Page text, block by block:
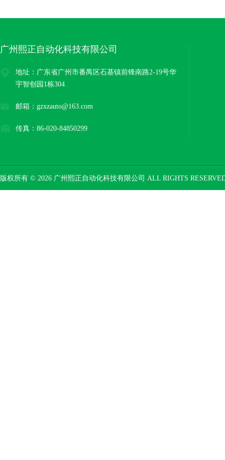
广州熙正自动化科技有限公司
地址：广东省广州市番禺区石基镇前锋南路2-19号华
宇智创园1栋304
邮箱：gzxzauto@163.com
传真：86-020-84850299
版权所有 © 2026 广州熙正自动化科技有限公司 ALL RIGHTS